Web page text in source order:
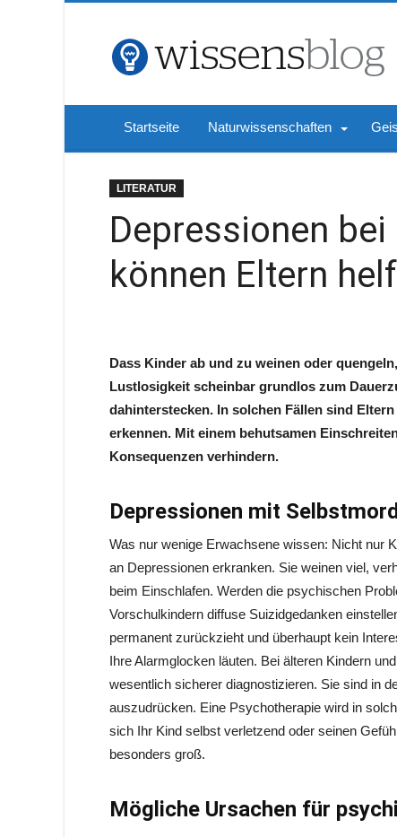
Startseite Naturwissenschaften
LITERATUR
Depressionen
können Eltern
Dass Kinder ab und zu weinen oder
Lustlosigkeit scheinbar grundlos zum
dahinterstecken. In solchen Fällen sind
erkennen. Mit einem behutsamen
Konsequenzen verhindern.
Depressionen mit
Was nur wenige Erwachsene wissen: Nicht nur
an Depressionen erkranken. Sie weinen viel,
beim Einschlafen. Werden die psychischen
Vorschulkindern diffuse Suizidgedanken
permanent zurückzieht und überhaupt kein
Ihre Alarmglocken läuten. Bei älteren Kindern
wesentlich sicherer diagnostizieren. Sie sind in
auszudrücken. Eine Psychotherapie wird in
sich Ihr Kind selbst verletzend oder seinen
besonders groß.
Mögliche Ursachen für